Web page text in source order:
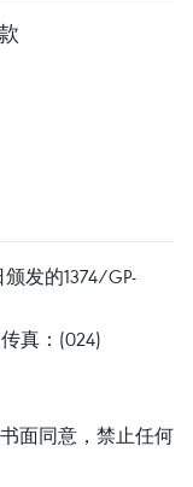
发的1374/GP-
传真：(024)
面同意，禁止任何